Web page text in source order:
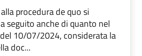
procedura de quo si
seguito anche di quanto nel
10/07/2024, considerata la
doc...